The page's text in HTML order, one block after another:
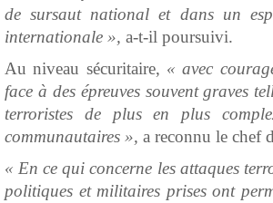
de sursaut national et dans un
internationale », a-t-il poursuivi.
Au niveau sécuritaire, « avec
face à des épreuves souvent graves
terroristes de plus en plus
communautaires », a reconnu le chef
« En ce qui concerne les attaques
politiques et militaires prises ont